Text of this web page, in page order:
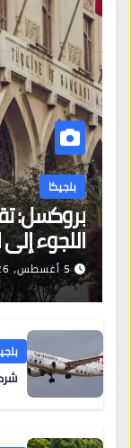
بلجيكا
بروكسل:
اللجوء
بروكسل»
5 أغسطس، 2026